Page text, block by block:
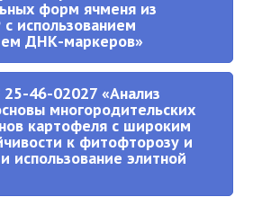
форм ячменя из
использованием
ДНК-маркеров»
46-02027 «Анализ
многородительских
картофеля с широким
к фитофторозу и
использование элитной